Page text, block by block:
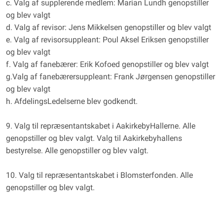
c. Valg af supplerende medlem: Marian Lundh genopstiller
og blev valgt
d. Valg af revisor: Jens Mikkelsen genopstiller og blev valgt
e. Valg af revisorsuppleant: Poul Aksel Eriksen genopstiller
og blev valgt
f. Valg af fanebærer: Erik Kofoed genopstiller og blev valgt
g.Valg af fanebærersuppleant: Frank Jørgensen genopstiller
og blev valgt
h. AfdelingsLedelserne blev godkendt.
9. Valg til repræsentantskabet i AakirkebyHallerne. Alle
genopstiller og blev valgt. Valg til Aakirkebyhallens
bestyrelse. Alle genopstiller og blev valgt.
10. Valg til repræsentantskabet i Blomsterfonden. Alle
genopstiller og blev valgt.